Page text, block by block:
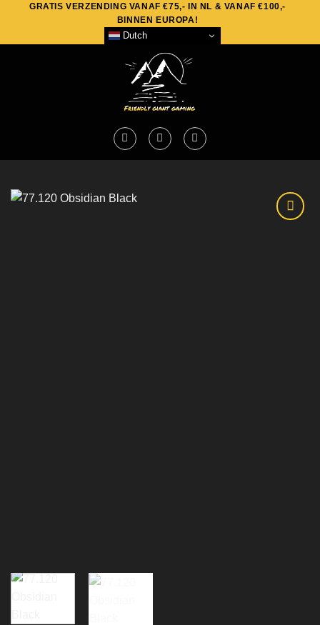
content
GRATIS VERZENDING VANAF €75,- IN NL & VANAF €100,-
BINNEN EUROPA!
Dutch